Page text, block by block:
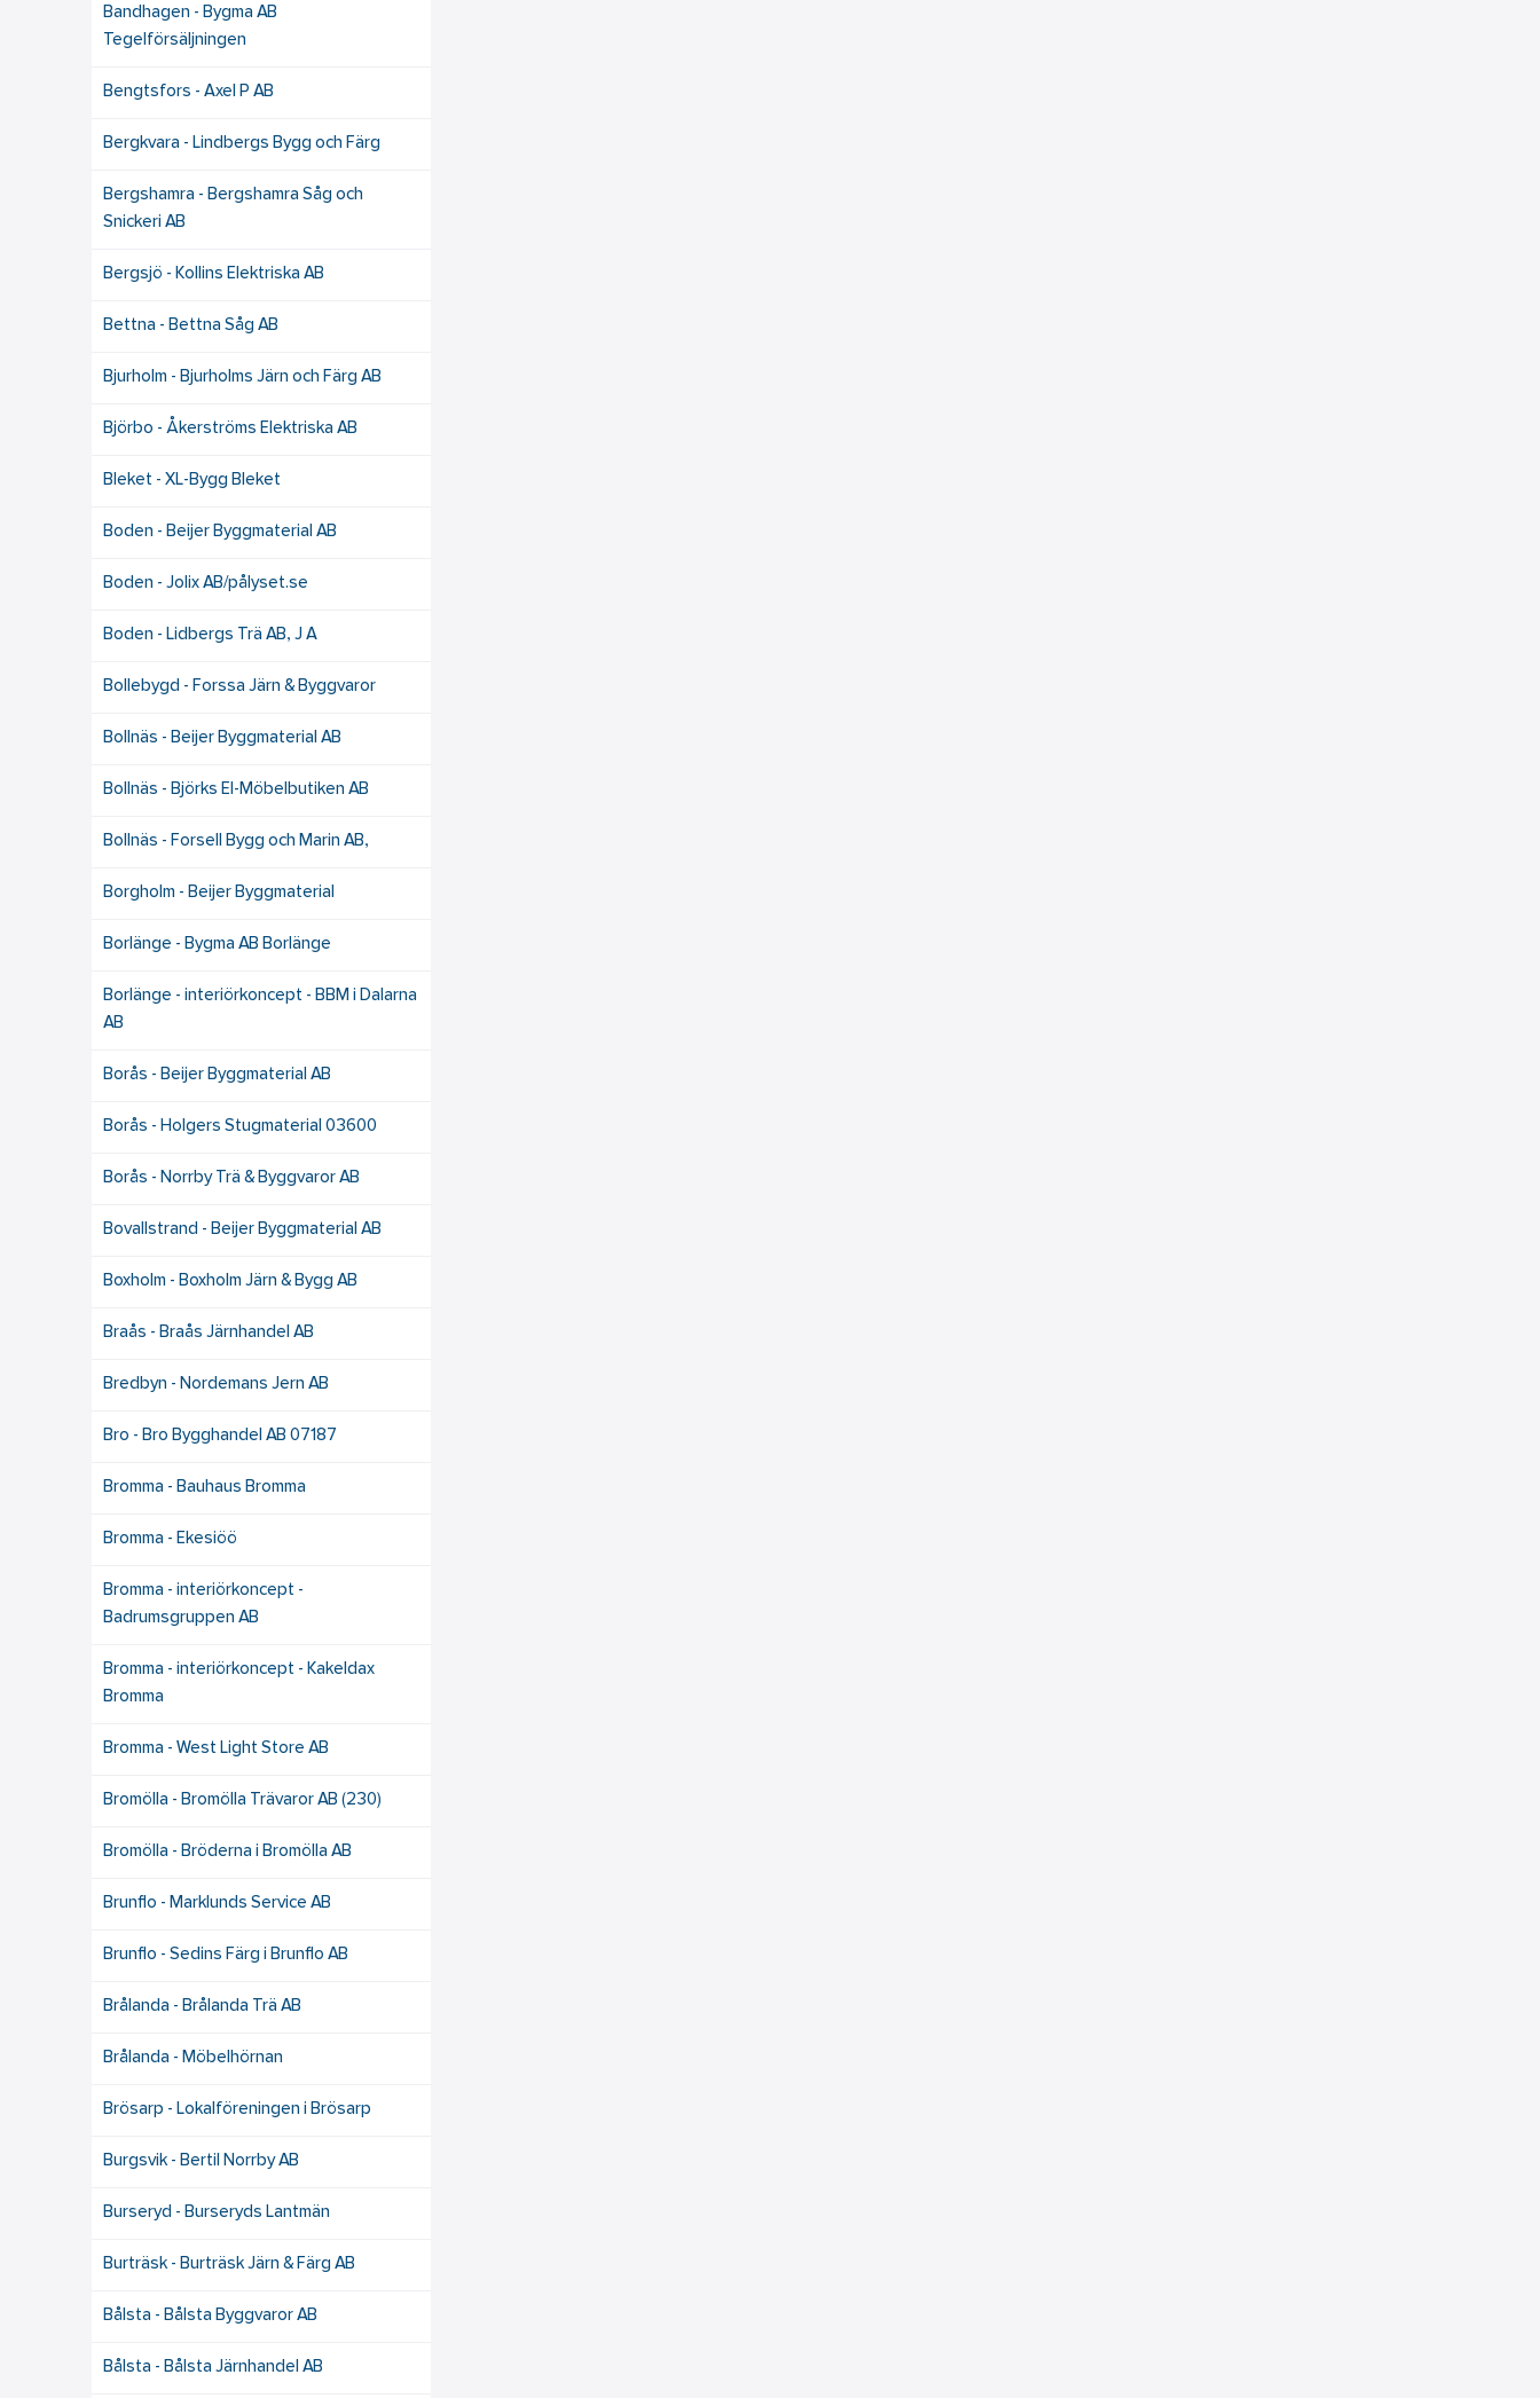
Bandhagen - Bygma AB
Tegelförsäljningen
Bengtsfors - Axel P AB
Bergkvara - Lindbergs Bygg och Färg
Bergshamra - Bergshamra Såg och
Snickeri AB
Bergsjö - Kollins Elektriska AB
Bettna - Bettna Såg AB
Bjurholm - Bjurholms Järn och Färg AB
Björbo - Åkerströms Elektriska AB
Bleket - XL-Bygg Bleket
Boden - Beijer Byggmaterial AB
Boden - Jolix AB/pålyset.se
Boden - Lidbergs Trä AB, J A
Bollebygd - Forssa Järn & Byggvaror
Bollnäs - Beijer Byggmaterial AB
Bollnäs - Björks El-Möbelbutiken AB
Bollnäs - Forsell Bygg och Marin AB,
Borgholm - Beijer Byggmaterial
Borlänge - Bygma AB Borlänge
Borlänge - interiörkoncept - BBM i Dalarna
AB
Borås - Beijer Byggmaterial AB
Borås - Holgers Stugmaterial 03600
Borås - Norrby Trä & Byggvaror AB
Bovallstrand - Beijer Byggmaterial AB
Boxholm - Boxholm Järn & Bygg AB
Braås - Braås Järnhandel AB
Bredbyn - Nordemans Jern AB
Bro - Bro Bygghandel AB 07187
Bromma - Bauhaus Bromma
Bromma - Ekesiöö
Bromma - interiörkoncept -
Badrumsgruppen AB
Bromma - interiörkoncept - Kakeldax
Bromma
Bromma - West Light Store AB
Bromölla - Bromölla Trävaror AB (230)
Bromölla - Bröderna i Bromölla AB
Brunflo - Marklunds Service AB
Brunflo - Sedins Färg i Brunflo AB
Brålanda - Brålanda Trä AB
Brålanda - Möbelhörnan
Brösarp - Lokalföreningen i Brösarp
Burgsvik - Bertil Norrby AB
Burseryd - Burseryds Lantmän
Burträsk - Burträsk Järn & Färg AB
Bålsta - Bålsta Byggvaror AB
Bålsta - Bålsta Järnhandel AB